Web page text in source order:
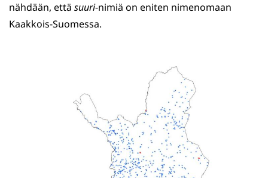
nähdään, että suuri-nimiä on eniten nimenomaan
Kaakkois-Suomessa.